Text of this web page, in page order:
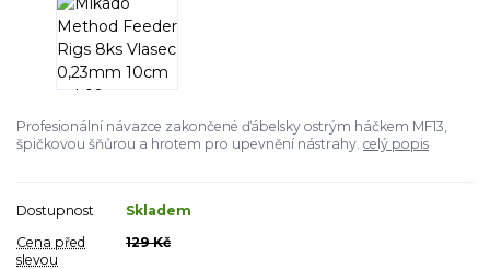
Profesionální návazce zakončené ďábelsky ostrým háčkem MF13,
špičkovou šňůrou a hrotem pro upevnění nástrahy. celý popis
Dostupnost
Skladem
Cena před
slevou
129 Kč